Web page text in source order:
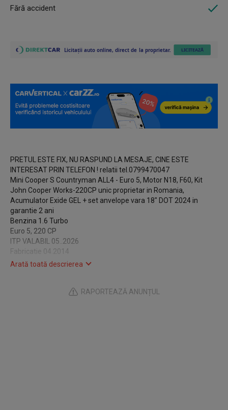
Fără accident
PRETUL ESTE FIX, NU RASPUND LA MESAJE, CINE ESTE
INTERESAT PRIN TELEFON ! relatii tel.0799470047
Mini Cooper S Countryman ALL4 - Euro 5, Motor N18, F60, Kit
John Cooper Works-220CP unic proprietar in Romania,
Acumulator Exide GEL + set anvelope vara 18" DOT 2024 in
garantie 2 ani
Benzina 1.6 Turbo
Euro 5, 220 CP
ITP VALABIL 05..2026
Fabricatie 04.2014
Cooper S Countryman ALL4
ALL 4 (tractiune integrala 4x4)
Arată toată descrierea
RAPORTEAZĂ ANUNȚUL